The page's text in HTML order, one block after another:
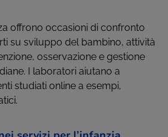
offrono occasioni di confronto
su sviluppo del bambino, attività
osservazione e gestione
I laboratori aiutano a
studiati online a esempi,